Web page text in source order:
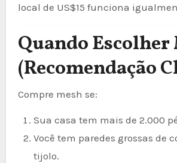
local de US$15 funciona
Quando Escolher
(Recomendação
Compre mesh se:
Sua casa tem mais de 2.000
Você tem paredes grossas de
tijolo.